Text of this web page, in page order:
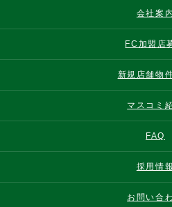
会社案内
FC加盟店
新規店舗物
マスコミ
FAQ
採用情報
お問い合